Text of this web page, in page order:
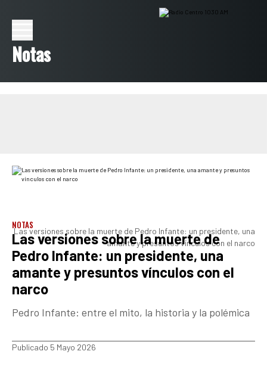
Notas
Las versiones sobre la muerte de Pedro Infante: un presidente, una
amante y presuntos vínculos con el narco
NOTAS
Las versiones sobre la muerte de
Pedro Infante: un presidente, una
amante y presuntos vínculos con el
narco
Pedro Infante: entre el mito, la historia y la polémica
Publicado 5 Mayo 2026